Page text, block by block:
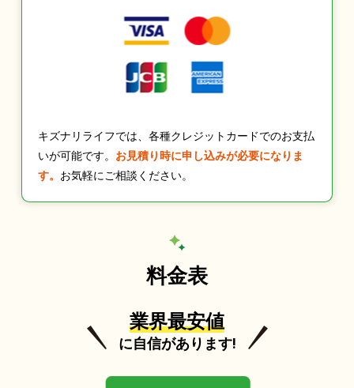
キズナリライフでは、各種クレジットカードでのお支払
いが可能です。 お見積り時に申し込みが必要になりま
す。 お気軽にご相談ください。
料金表
業界最安値
に自信があります!